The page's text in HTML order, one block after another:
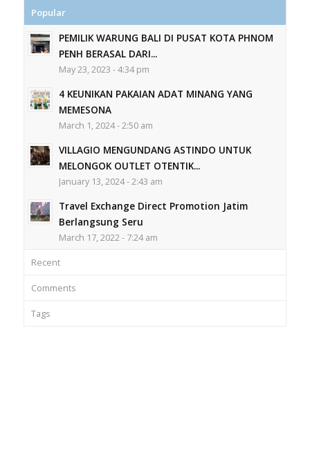
Popular
PEMILIK WARUNG BALI DI PUSAT KOTA PHNOM
PENH BERASAL DARI...
May 23, 2023 - 4:34 pm
4 KEUNIKAN PAKAIAN ADAT MINANG YANG
MEMESONA
March 1, 2024 - 2:50 am
VILLAGIO MENGUNDANG ASTINDO UNTUK
MELONGOK OUTLET OTENTIK...
January 13, 2024 - 2:43 am
Travel Exchange Direct Promotion Jatim
Berlangsung Seru
March 17, 2022 - 7:24 am
Recent
Comments
Tags